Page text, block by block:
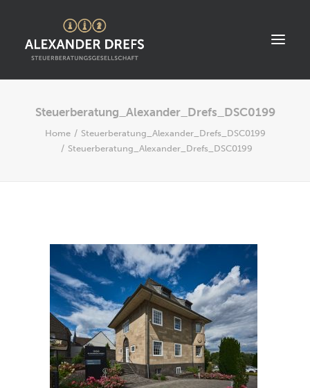
START
ÜBER UNS
KONTAKT
SUCHEN
Steuerberatung_Alexander_Drefs_DSC0199
Home
Steuerberatung_Alexander_Drefs_DSC0199
Steuerberatung_Alexander_Drefs_DSC0199